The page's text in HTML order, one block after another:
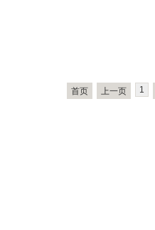
首页 上一页 1